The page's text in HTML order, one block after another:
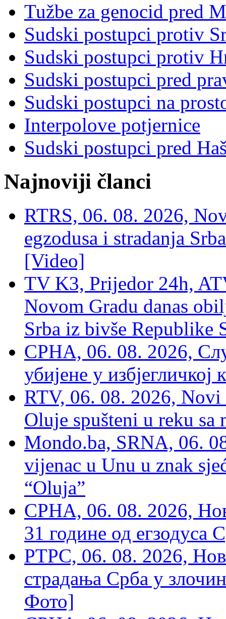
Tužbe za genocid pred
Sudski postupci protiv
Sudski postupci protiv
Sudski postupci pred
Sudski postupci na
Interpolove potjernice
Sudski postupci pred
Najnoviji članci
RTRS, 06. 08. 2026,
egzodusa i stradanja
[Video]
TV K3, Prijedor 24h,
Novom Gradu danas
Srba iz bivše Republike
СРНА, 06. 08. 2026,
убијене у избјегличкој
RTV, 06. 08. 2026, Novi
Oluje spušteni u reku sa
Mondo.ba, SRNA, 06.
vijenac u Unu u znak
“Oluja”
СРНА, 06. 08. 2026,
31 године од егзодуса
РТРС, 06. 08. 2026,
страдања Срба у
Фото]